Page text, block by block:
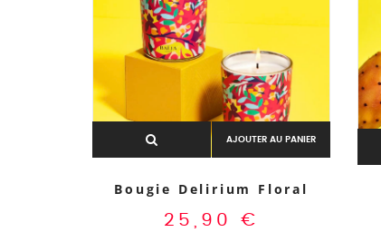
AJOUTER AU PANIER
Bougie Delirium Floral
25,90 €